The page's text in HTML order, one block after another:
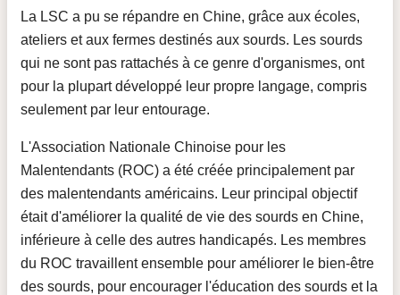
La LSC a pu se répandre en Chine, grâce aux écoles,
ateliers et aux fermes destinés aux sourds. Les sourds
qui ne sont pas rattachés à ce genre d'organismes, ont
pour la plupart développé leur propre langage, compris
seulement par leur entourage.
L'Association Nationale Chinoise pour les
Malentendants (ROC) a été créée principalement par
des malentendants américains. Leur principal objectif
était d'améliorer la qualité de vie des sourds en Chine,
inférieure à celle des autres handicapés. Les membres
du ROC travaillent ensemble pour améliorer le bien-être
des sourds, pour encourager l'éducation des sourds et la